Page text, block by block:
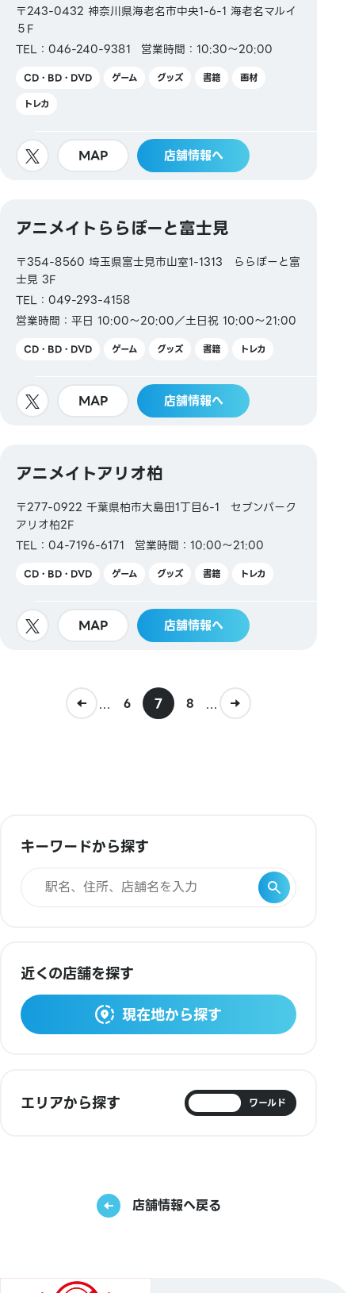
〒243-0432 神奈川県海老名市中央1-6-1 海老名マルイ
５F
TEL：046-240-9381
営業時間：10:30～20:00
CD・BD・DVD ゲーム グッズ 書籍
画材
トレカ
MAP 店舗情報へ
アニメイトららぽーと富士見
〒354-8560 埼玉県富士見市山室1-1313 ららぽーと富
士見 3F
TEL：049-293-4158
営業時間：平日 10:00～20:00／土日祝 10:00～21:00
CD・BD・DVD ゲーム グッズ 書籍 トレカ
MAP 店舗情報へ
アニメイトアリオ柏
〒277-0922 千葉県柏市大島田1丁目6-1 セブンパーク
アリオ柏2F
TEL：04-7196-6171
営業時間：10:00～21:00
CD・BD・DVD ゲーム グッズ 書籍 トレカ
MAP 店舗情報へ
... 6 7 8 ...
キーワードから探す
近くの店舗を探す
現在地から探す
エリアから探す ワールド
店舗情報へ戻る